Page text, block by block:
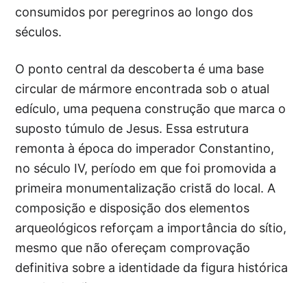
consumidos por peregrinos ao longo dos
séculos.
O ponto central da descoberta é uma base
circular de mármore encontrada sob o atual
edículo, uma pequena construção que marca o
suposto túmulo de Jesus. Essa estrutura
remonta à época do imperador Constantino,
no século IV, período em que foi promovida a
primeira monumentalização cristã do local. A
composição e disposição dos elementos
arqueológicos reforçam a importância do sítio,
mesmo que não ofereçam comprovação
definitiva sobre a identidade da figura histórica